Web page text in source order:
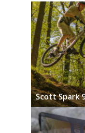
Scott Spark